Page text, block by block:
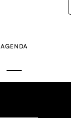
AGENDA